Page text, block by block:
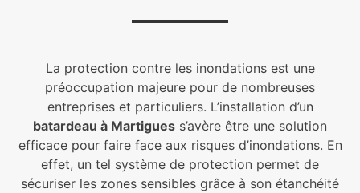
La protection contre les inondations est une
préoccupation majeure pour de nombreuses
entreprises et particuliers. L’installation d’un
batardeau à Martigues s’avère être une solution
efficace pour faire face aux risques d’inondations. En
effet, un tel système de protection permet de
sécuriser les zones sensibles grâce à son étanchéité